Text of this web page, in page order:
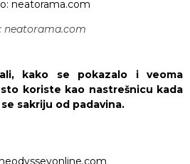
neatorama.com
kako se pokazalo i veoma
koriste kao nastrešnicu kada
sakriju od padavina.